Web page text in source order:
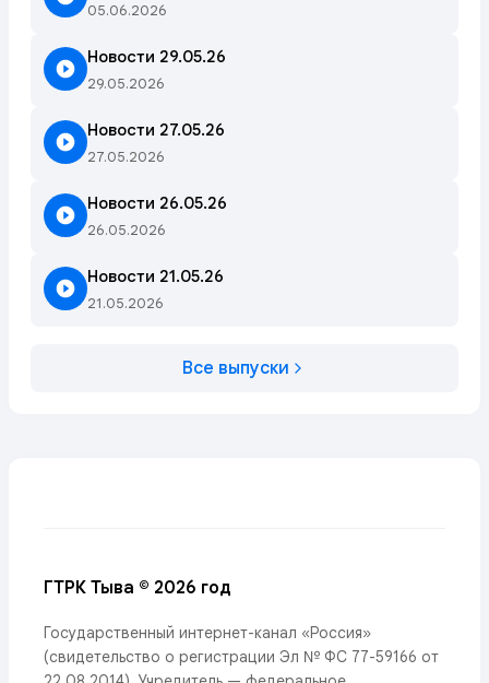
05.06.2026
Новости 29.05.26
29.05.2026
Новости 27.05.26
27.05.2026
Новости 26.05.26
26.05.2026
Новости 21.05.26
21.05.2026
Все выпуски
ГТРК Тыва © 2026 год
Государственный интернет-канал «Россия»
(свидетельство о регистрации Эл № ФС 77-59166 от